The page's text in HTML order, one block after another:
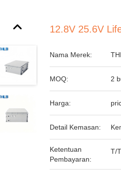
12.8V 25.6V
Nama Merek:
MOQ: 2
Harga:
Detail Kemasan:
Ketentuan
Pembayaran:
T/T